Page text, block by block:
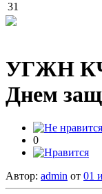
31
УГЖН
Днем
0
Автор: admin от 01